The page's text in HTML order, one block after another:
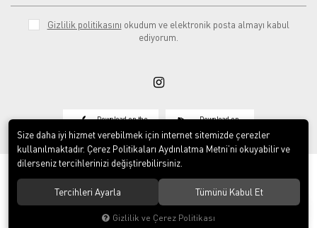
Gizlilik politikasını okudum ve elektronik posta almayı kabul
ediyorum.
Download on the Download on
© 2020Vosse Tekstil San ve Tic Ltd Şti . Tüm hakları saklıdır.
Size daha iyi hizmet verebilmek için internet sitemizde çerezler
kullanılmaktadır. Çerez Politikaları Aydınlatma Metni’ni okuyabilir ve
dilerseniz tercihlerinizi değiştirebilirsiniz.
Tercihleri Ayarla Tümünü Kabul Et
Gizlilik ve Çerez Politikası